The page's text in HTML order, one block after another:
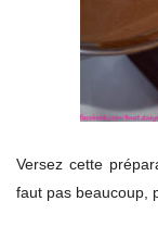
Versez cette
faut pas beaucoup,